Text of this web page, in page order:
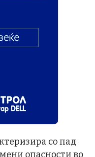
со пад
опасности во